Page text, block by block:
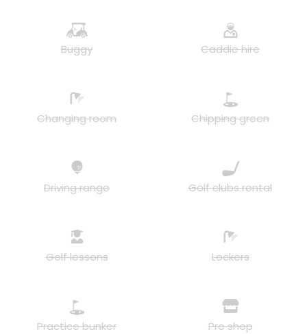
Buggy Caddie hire
Changing room Chipping green
Driving range Golf clubs rental
Golf lessons Lockers
Practice bunker Pro shop